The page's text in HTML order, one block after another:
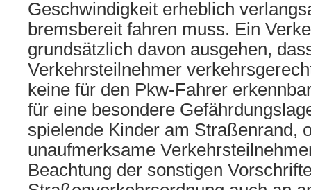
Geschwindigkeit erheblich
bremsbereit fahren muss. Ein
grundsätzlich davon ausgehen,
Verkehrsteilnehmer
keine für den Pkw-Fahrer
für eine besondere
spielende Kinder am Straßenrand,
unaufmerksame
Beachtung der sonstigen